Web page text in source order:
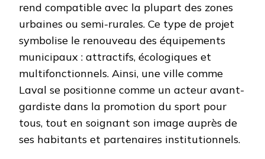
rend compatible avec la plupart des zones
urbaines ou semi-rurales. Ce type de projet
symbolise le renouveau des équipements
municipaux : attractifs, écologiques et
multifonctionnels. Ainsi, une ville comme
Laval se positionne comme un acteur avant-
gardiste dans la promotion du sport pour
tous, tout en soignant son image auprès de
ses habitants et partenaires institutionnels.